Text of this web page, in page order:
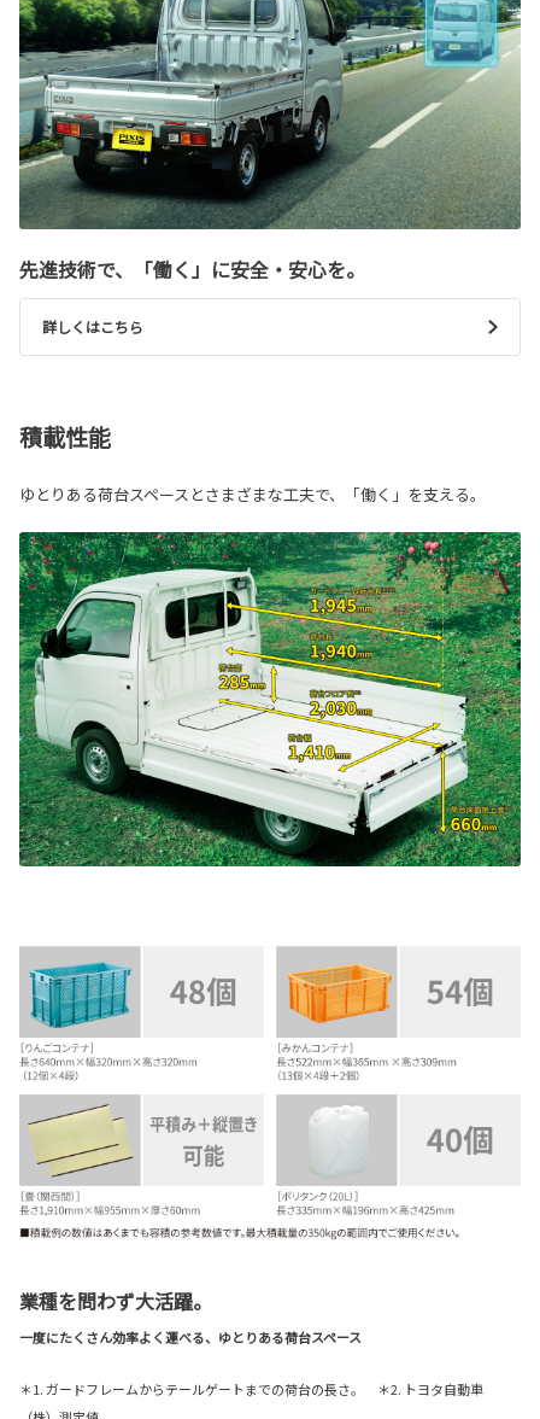
先進技術で、「働く」に安全・安心を。
詳しくはこちら
積載性能
ゆとりある荷台スペースとさまざまな工夫で、「働く」を支える。
業種を問わず大活躍。
一度にたくさん効率よく運べる、ゆとりある荷台スペース
＊1. ガードフレームからテールゲートまでの荷台の長さ。 ＊2. トヨタ自動車